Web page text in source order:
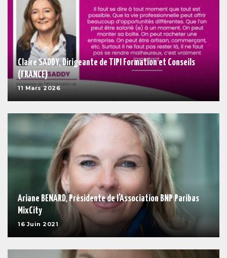
Claire SADDY, Dirigeante de TIPI Formation et Conseils
(FRANCE)
11 Mars 2026
Ariane BENARD, Présidente de l’Association BNP Paribas
MixCity
16 Juin 2021